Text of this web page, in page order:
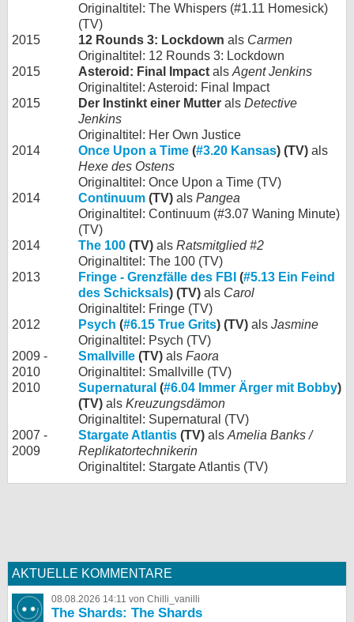
Originaltitel: The Whispers (#1.11 Homesick)
(TV)
2015
12 Rounds 3: Lockdown als Carmen
Originaltitel: 12 Rounds 3: Lockdown
2015
Asteroid: Final Impact als Agent Jenkins
Originaltitel: Asteroid: Final Impact
2015
Der Instinkt einer Mutter als Detective
Jenkins
Originaltitel: Her Own Justice
2014
Once Upon a Time (#3.20 Kansas) (TV) als
Hexe des Ostens
Originaltitel: Once Upon a Time (TV)
2014
Continuum (TV) als Pangea
Originaltitel: Continuum (#3.07 Waning Minute)
(TV)
2014
The 100 (TV) als Ratsmitglied #2
Originaltitel: The 100 (TV)
2013
Fringe - Grenzfälle des FBI (#5.13 Ein Feind
des Schicksals) (TV) als Carol
Originaltitel: Fringe (TV)
2012
Psych (#6.15 True Grits) (TV) als Jasmine
Originaltitel: Psych (TV)
2009 -
2010
Smallville (TV) als Faora
Originaltitel: Smallville (TV)
2010
Supernatural (#6.04 Immer Ärger mit Bobby)
(TV) als Kreuzungsdämon
Originaltitel: Supernatural (TV)
2007 -
2009
Stargate Atlantis (TV) als Amelia Banks /
Replikatortechnikerin
Originaltitel: Stargate Atlantis (TV)
AKTUELLE KOMMENTARE
08.08.2026 14:11 von Chilli_vanilli
The Shards: The Shards